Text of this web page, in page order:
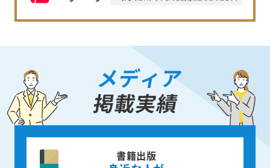
メディア
掲載実績
書籍出版